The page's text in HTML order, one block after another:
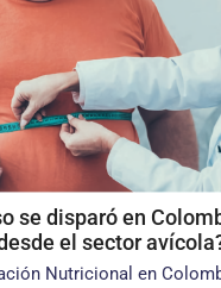
se disparó en
el sector
Nutricional en